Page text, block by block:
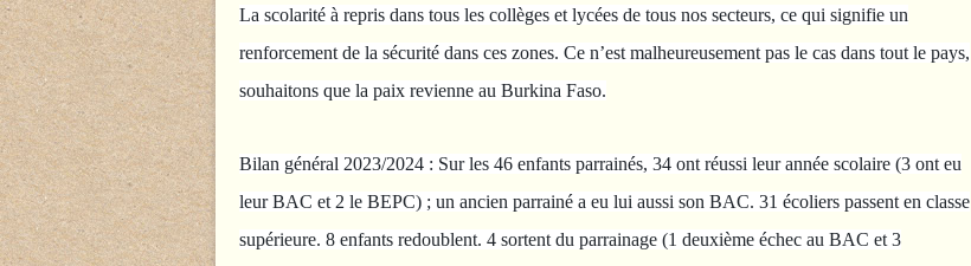
La scolarité à repris dans tous les collèges et lycées de tous nos secteurs, ce qui signifie un
renforcement de la sécurité dans ces zones. Ce n’est malheureusement pas le cas dans tout le pays,
souhaitons que la paix revienne au Burkina Faso.
Bilan général 2023/2024 : Sur les 46 enfants parrainés, 34 ont réussi leur année scolaire (3 ont eu
leur BAC et 2 le BEPC) ; un ancien parrainé a eu lui aussi son BAC. 31 écoliers passent en classe
supérieure. 8 enfants redoublent. 4 sortent du parrainage (1 deuxième échec au BAC et 3